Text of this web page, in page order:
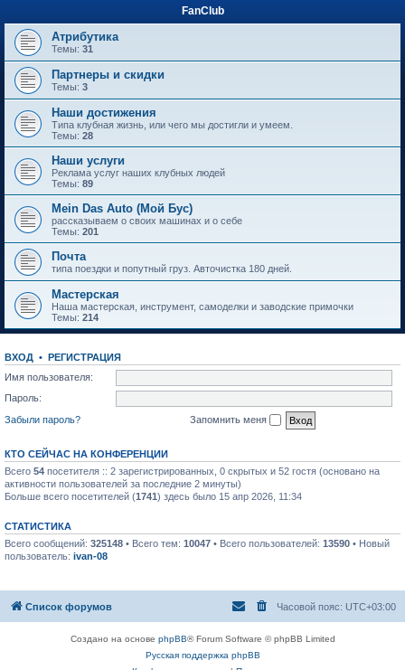
FanClub
Атрибутика
Темы: 31
Партнеры и скидки
Темы: 3
Наши достижения
Типа клубная жизнь, или чего мы достигли и умеем.
Темы: 28
Наши услуги
Реклама услуг наших клубных людей
Темы: 89
Mein Das Auto (Мой Бус)
рассказываем о своих машинах и о себе
Темы: 201
Почта
типа поездки и попутный груз. Авточистка 180 дней.
Мастерская
Наша мастерская, инструмент, самоделки и заводские примочки
Темы: 214
ВХОД • РЕГИСТРАЦИЯ
Имя пользователя:
Пароль:
Забыли пароль?
Запомнить меня
КТО СЕЙЧАС НА КОНФЕРЕНЦИИ
Всего 54 посетителя :: 2 зарегистрированных, 0 скрытых и 52 гостя (основано на
активности пользователей за последние 2 минуты)
Больше всего посетителей (1741 ) здесь было 15 апр 2026, 11:34
СТАТИСТИКА
Всего сообщений: 325148 • Всего тем: 10047 • Всего пользователей: 13590 • Новый
пользователь: ivan-08
Список форумов Часовой пояс: UTC+03:00
Создано на основе phpBB® Forum Software © phpBB Limited
Русская поддержка phpBB